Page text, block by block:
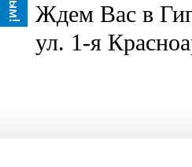
Ждем Вас в
ул. 1-я